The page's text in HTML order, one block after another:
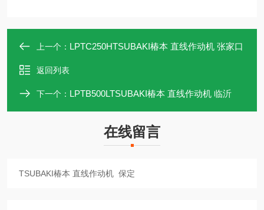
上一个： LPTC250HTSUBAKI椿本 直线作动机 张家口
返回列表
下一个： LPTB500LTSUBAKI椿本 直线作动机 临沂
在线留言